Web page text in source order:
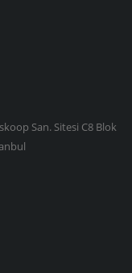
San. Sitesi C8 Blok